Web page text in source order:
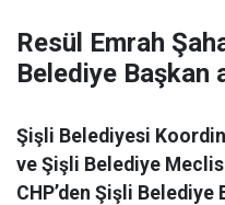
Resül Emrah
Belediye Başkan
Şişli Belediyesi
ve Şişli Belediye Meclis
CHP’den Şişli Belediye